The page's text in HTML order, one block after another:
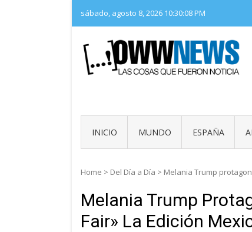
content
sábado, agosto 8, 2026 10:30:09 PM
INICIO MUNDO ESPAÑA
Home > Del Día a Día > Melania Trump
Melania Trump
Fair» La Edición